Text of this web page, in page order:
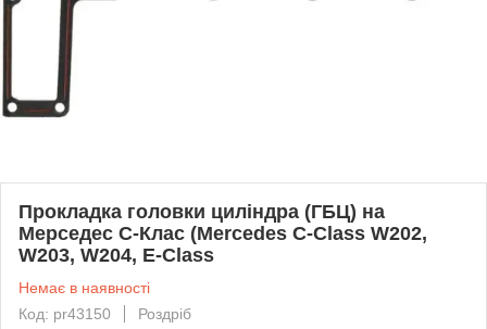
Прокладка головки циліндра (ГБЦ) на
Мерседес C-Клас (Mercedes C-Class W202,
W203, W204, E-Class
Немає в наявності
Код: pr43150
Роздріб